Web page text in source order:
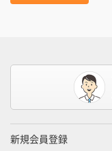
新規会員登録